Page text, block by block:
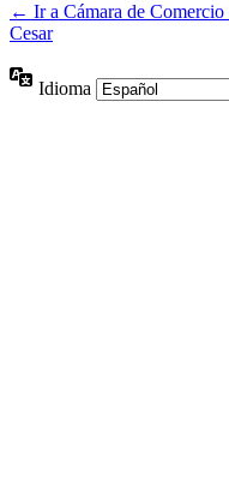
← Ir a Cámara de Comercio
Cesar
Idioma